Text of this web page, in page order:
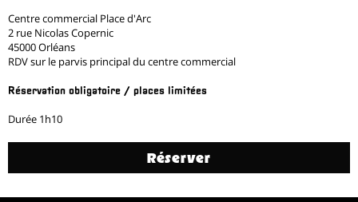
Centre commercial Place d'Arc
2 rue Nicolas Copernic
45000 Orléans
RDV sur le parvis principal du centre commercial
Réservation obligatoire / places limitées
Durée 1h10
Réserver